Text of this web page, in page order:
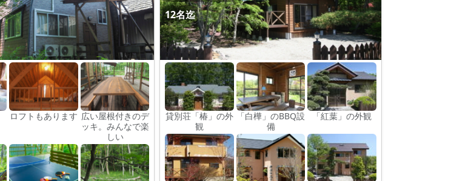
ロフトもあります 広い屋根付きのデ
ッキ。みんなで楽
しい
12名迄
貸別荘「椿」の外
観
「白樺」のBBQ設
備
「紅葉」の外観